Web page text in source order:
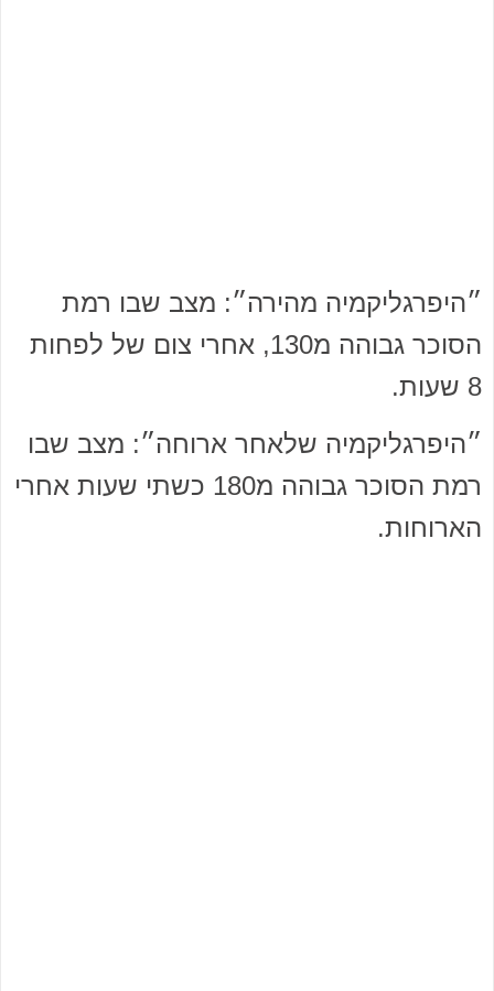
״היפרגליקמיה מהירה״: מצב שבו רמת
הסוכר גבוהה מ130, אחרי צום של לפחות
8 שעות.
״היפרגליקמיה שלאחר ארוחה״: מצב שבו
רמת הסוכר גבוהה מ180 כשתי שעות אחרי
הארוחות.